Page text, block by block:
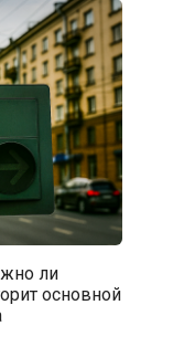
ли
основной